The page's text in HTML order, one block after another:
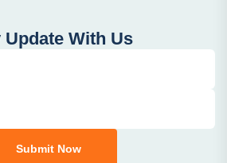
Update With Us
Submit Now